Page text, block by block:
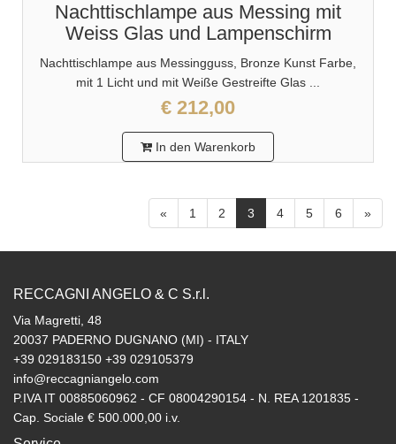
Nachttischlampe aus Messing mit
Weiss Glas und Lampenschirm
Nachttischlampe aus Messingguss, Bronze Kunst Farbe,
mit 1 Licht und mit Weiße Gestreifte Glas ...
€ 212,00
In den Warenkorb
« 1 2 3 4 5 6 »
RECCAGNI ANGELO & C S.r.l.
Via Magretti, 48
20037 PADERNO DUGNANO (MI) - ITALY
+39 029183150 +39 029105379
info@reccagniangelo.com
P.IVA IT 00885060962 - CF 08004290154 - N. REA 1201835 -
Cap. Sociale € 500.000,00 i.v.